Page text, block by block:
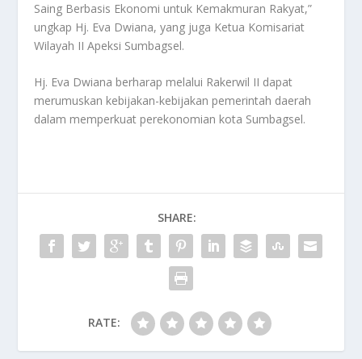
Saing Berbasis Ekonomi untuk Kemakmuran Rakyat,”
ungkap Hj. Eva Dwiana, yang juga Ketua Komisariat
Wilayah II Apeksi Sumbagsel.
Hj. Eva Dwiana berharap melalui Rakerwil II dapat
merumuskan kebijakan-kebijakan pemerintah daerah
dalam memperkuat perekonomian kota Sumbagsel.
SHARE:
RATE: